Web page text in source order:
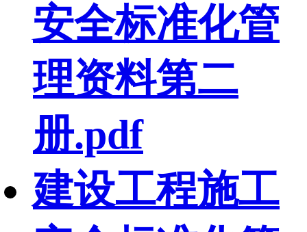
安全标准化管
理资料第二
册.pdf
建设工程施工